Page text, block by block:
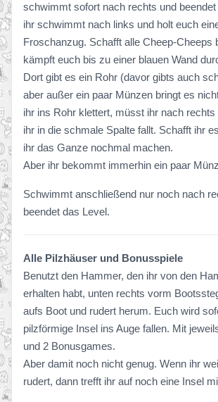
schwimmt sofort nach rechts und
ihr schwimmt nach links und holt euch
Froschanzug. Schafft alle Cheep-Cheeps
kämpft euch bis zu einer blauen Wand
Dort gibt es ein Rohr (davor gibts auch
aber außer ein paar Münzen bringt es
ihr ins Rohr klettert, müsst ihr nach
ihr in die schmale Spalte fallt. Schafft ihr
ihr das Ganze nochmal machen.
Aber ihr bekommt immerhin ein paar
Schwimmt anschließend nur noch nach
beendet das Level.
Alle Pilzhäuser und Bonusspiele
Benutzt den Hammer, den ihr von den
erhalten habt, unten rechts vorm
aufs Boot und rudert herum. Euch wird
pilzförmige Insel ins Auge fallen. Mit
und 2 Bonusgames.
Aber damit noch nicht genug. Wenn ihr
rudert, dann trefft ihr auf noch eine Insel